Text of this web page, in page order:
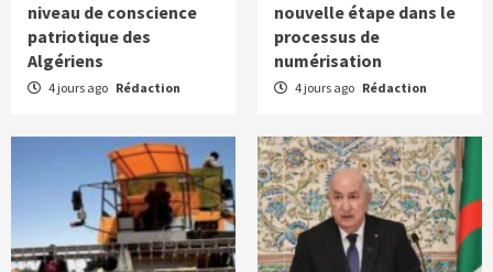
niveau de conscience
patriotique des
Algériens
4 jours ago Rédaction
nouvelle étape dans le
processus de
numérisation
4 jours ago Rédaction